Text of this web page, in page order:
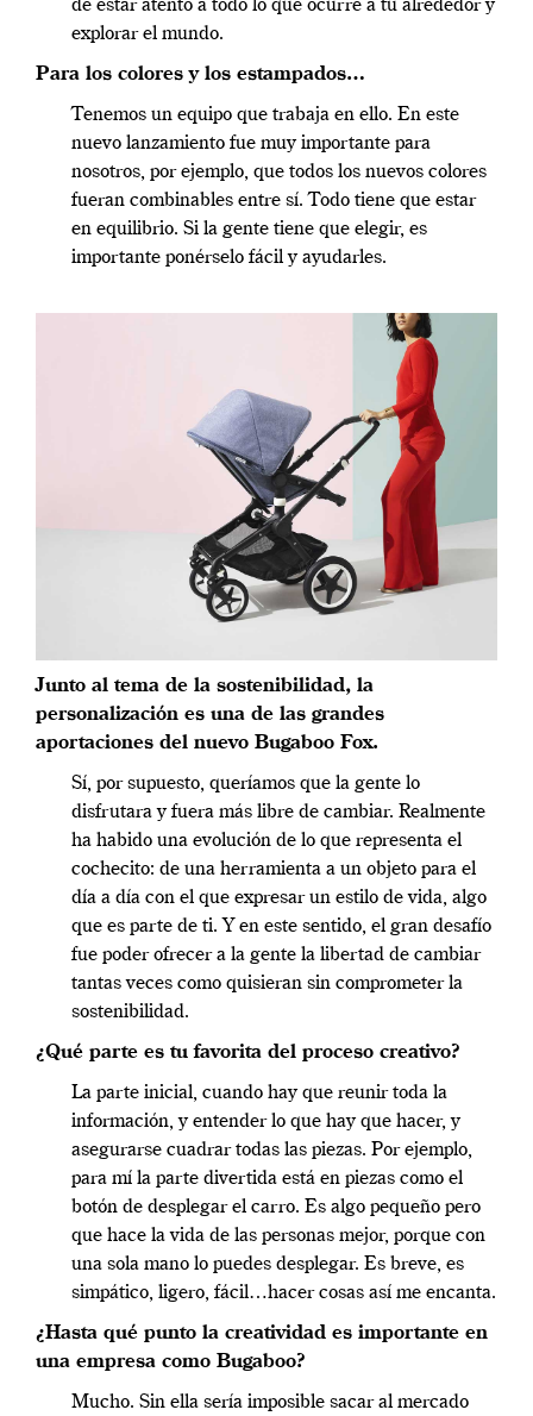
de estar atento a todo lo que ocurre a tu alrededor y
explorar el mundo.
Para los colores y los estampados…
Tenemos un equipo que trabaja en ello. En este
nuevo lanzamiento fue muy importante para
nosotros, por ejemplo, que todos los nuevos colores
fueran combinables entre sí. Todo tiene que estar
en equilibrio. Si la gente tiene que elegir, es
importante ponérselo fácil y ayudarles.
Junto al tema de la sostenibilidad, la
personalización es una de las grandes
aportaciones del nuevo Bugaboo Fox.
Sí, por supuesto, queríamos que la gente lo
disfrutara y fuera más libre de cambiar. Realmente
ha habido una evolución de lo que representa el
cochecito: de una herramienta a un objeto para el
día a día con el que expresar un estilo de vida, algo
que es parte de ti. Y en este sentido, el gran desafío
fue poder ofrecer a la gente la libertad de cambiar
tantas veces como quisieran sin comprometer la
sostenibilidad.
¿Qué parte es tu favorita del proceso creativo?
La parte inicial, cuando hay que reunir toda la
información, y entender lo que hay que hacer, y
asegurarse cuadrar todas las piezas. Por ejemplo,
para mí la parte divertida está en piezas como el
botón de desplegar el carro. Es algo pequeño pero
que hace la vida de las personas mejor, porque con
una sola mano lo puedes desplegar. Es breve, es
simpático, ligero, fácil…hacer cosas así me encanta.
¿Hasta qué punto la creatividad es importante en
una empresa como Bugaboo?
Mucho. Sin ella sería imposible sacar al mercado